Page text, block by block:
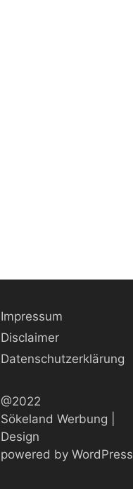
Impressum
Disclaimer
Datenschutzerklärung
@2022
Sökeland Werbung |
Design
powered by WordPress